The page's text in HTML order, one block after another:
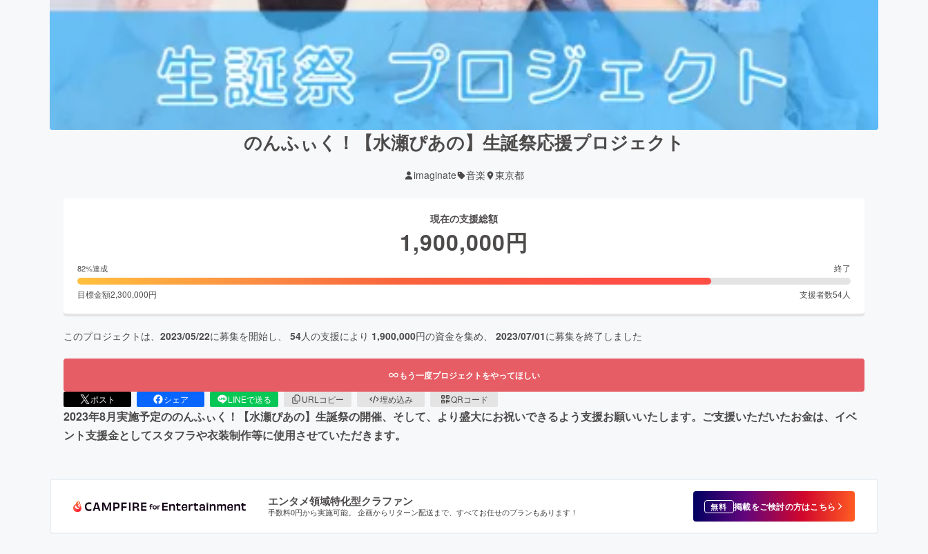
のんふぃく！【水瀬ぴあの】生誕祭応援プロジェクト
imaginate 音楽 東京都
現在の支援総額
1,900,000円
82%達成 終了
目標金額2,300,000円 支援者数54人
このプロジェクトは、 2023/05/22に募集を開始し、 54人の支援により 1,900,000円の資金を集め、 2023/07/01に募集を終了しました
もう一度プロジェクトをやってほしい
ポスト シェア LINEで送る URLコピー 埋め込み QRコード
2023年8月実施予定ののんふぃく！【水瀬ぴあの】生誕祭の開催、そして、より盛大にお祝いできるよう支援お願いいたします。ご支援いただいたお金は、イベ
ント支援金としてスタフラや衣装制作等に使用させていただきます。
エンタメ領域特化型クラファン
手数料0円から実施可能。 企画からリターン配送まで、すべてお任せのプランもあります！ 無料 掲載をご検討の方はこちら